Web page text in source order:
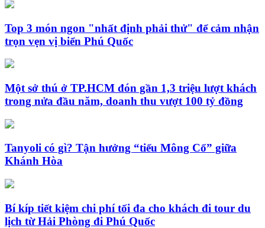
Top 3 món ngon "nhất định phải thử" để cảm nhận
trọn vẹn vị biển Phú Quốc
Một sở thú ở TP.HCM đón gần 1,3 triệu lượt khách
trong nửa đầu năm, doanh thu vượt 100 tỷ đồng
Tanyoli có gì? Tận hưởng “tiểu Mông Cổ” giữa
Khánh Hòa
Bí kíp tiết kiệm chi phí tối đa cho khách đi tour du
lịch từ Hải Phòng đi Phú Quốc